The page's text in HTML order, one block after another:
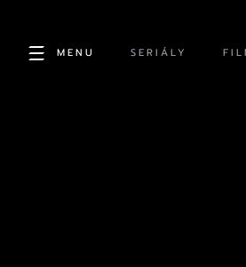
MENU SERIÁLY